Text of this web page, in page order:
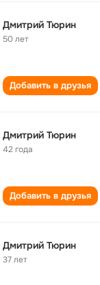
Дмитрий Тюрин
50 лет
Добавить в друзья
Дмитрий Тюрин
42 года
Добавить в друзья
Дмитрий Тюрин
37 лет